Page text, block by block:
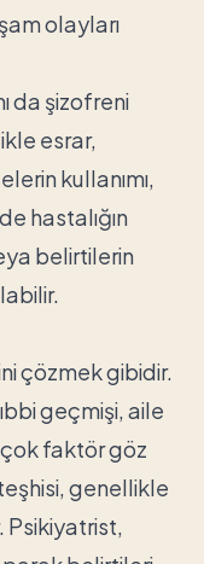
olayları
da şizofreni
esrar,
kullanımı,
hastalığın
belirtilerin
çözmek gibidir.
geçmişi, aile
çok faktör göz
genellikle
Psikiyatrist,